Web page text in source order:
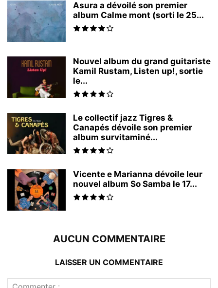
Asura a dévoilé son premier
album Calme mont (sorti le 25...
Nouvel album du grand guitariste
Kamil Rustam, Listen up!, sortie
le...
Le collectif jazz Tigres &
Canapés dévoile son premier
album survitaminé...
Vicente e Marianna dévoile leur
nouvel album So Samba le 17...
AUCUN COMMENTAIRE
LAISSER UN COMMENTAIRE